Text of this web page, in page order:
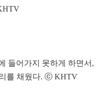
들어가지 못하게 하면서,
를 채웠다. ⓒ KHTV